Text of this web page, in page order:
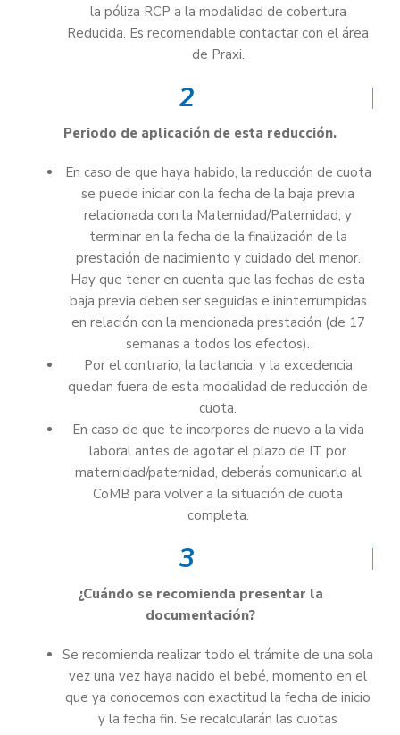
la póliza RCP a la modalidad de cobertura
Reducida. Es recomendable contactar con el área
de Praxi.
2
Periodo de aplicación de esta reducción.
En caso de que haya habido, la reducción de cuota
se puede iniciar con la fecha de la baja previa
relacionada con la Maternidad/Paternidad, y
terminar en la fecha de la finalización de la
prestación de nacimiento y cuidado del menor.
Hay que tener en cuenta que las fechas de esta
baja previa deben ser seguidas e ininterrumpidas
en relación con la mencionada prestación (de 17
semanas a todos los efectos).
Por el contrario, la lactancia, y la excedencia
quedan fuera de esta modalidad de reducción de
cuota.
En caso de que te incorpores de nuevo a la vida
laboral antes de agotar el plazo de IT por
maternidad/paternidad, deberás comunicarlo al
CoMB para volver a la situación de cuota
completa.
3
¿Cuándo se recomienda presentar la
documentación?
Se recomienda realizar todo el trámite de una sola
vez una vez haya nacido el bebé, momento en el
que ya conocemos con exactitud la fecha de inicio
y la fecha fin. Se recalcularán las cuotas